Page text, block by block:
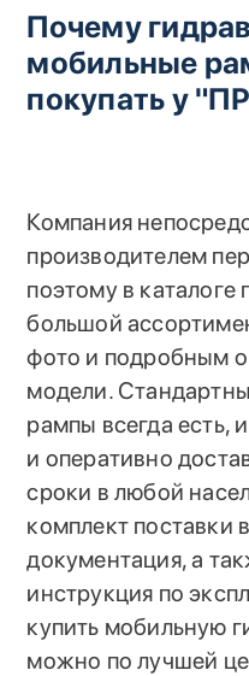
Почему
мобильные
покупать у
Компания
производителем
поэтому в
большой
фото и подробным
модели.
рампы всегда есть,
и оперативно
сроки в любой
комплект поставки
документация, а
инструкция по
купить мобильную
можно по лучшей